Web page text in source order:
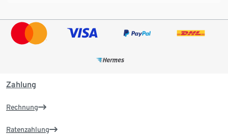
Zahlung
Rechnung
Ratenzahlung